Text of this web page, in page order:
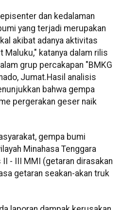
dan kedalaman
yang terjadi merupakan
akibat adanya aktivitas
katanya dalam rilis
grup percakapan "BMKG
Jumat.Hasil analisis
bahwa gempa
pergerakan geser naik
gempa bumi
Minahasa Tenggara
- III MMI (getaran dirasakan
getaran seakan-akan truk